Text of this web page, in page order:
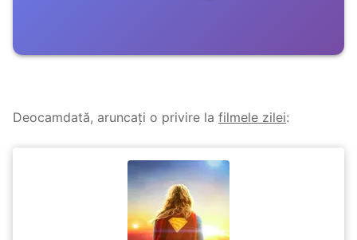
Deocamdată, aruncați o privire la filmele zilei: